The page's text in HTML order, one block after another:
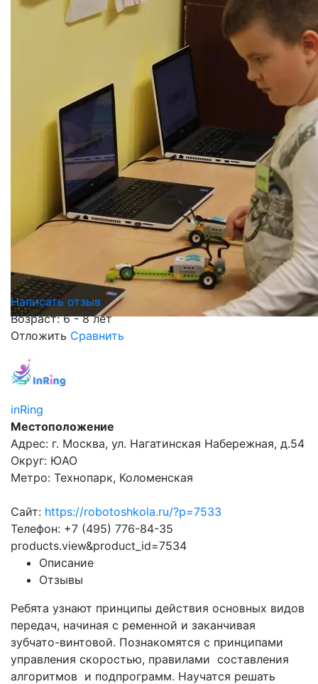
Написать отзыв
Возраст: 6 - 8 лет
Отложить Сравнить
inRing
Местоположение
Адрес: г. Москва, ул. Нагатинская Набережная, д.54
Округ: ЮАО
Метро: Технопарк, Коломенская
Сайт: https://robotoshkola.ru/?p=7533
Телефон: +7 (495) 776-84-35
products.view&product_id=7534
Описание
Отзывы
Ребята узнают принципы действия основных видов
передач, начиная с ременной и заканчивая
зубчато-винтовой. Познакомятся с принципами
управления скоростью, правилами составления
алгоритмов и подпрограмм. Научатся решать